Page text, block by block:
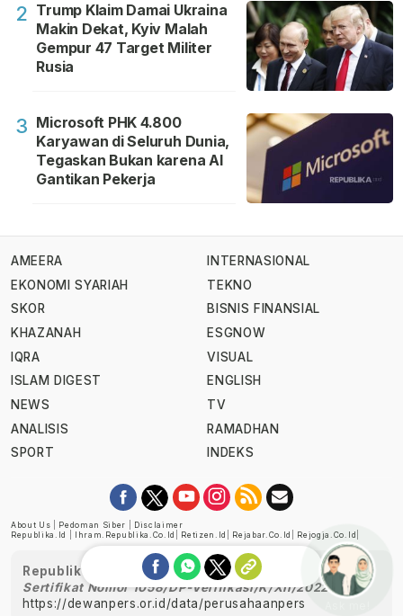
2 Trump Klaim Damai Ukraina
Makin Dekat, Kyiv Malah
Gempur 47 Target Militer
Rusia
3 Microsoft PHK 4.800
Karyawan di Seluruh Dunia,
Tegaskan Bukan karena AI
Gantikan Pekerja
AMEERA
EKONOMI SYARIAH
SKOR
KHAZANAH
IQRA
ISLAM DIGEST
NEWS
ANALISIS
SPORT
INTERNASIONAL
TEKNO
BISNIS FINANSIAL
ESGNOW
VISUAL
ENGLISH
TV
RAMADHAN
INDEKS
About Us Pedoman Siber
Disclaimer
Republika.id
Ihram.republika.co.id Retizen.id Rejabar.co.id Rejogja.co.id
Republika telah diverifikasi oleh Dewan Pers
Sertifikat Nomor 1058/DP-Verifikasi/K/XII/2022
https://dewanpers.or.id/data/perusahaanpers